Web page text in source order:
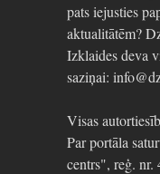
pats iejusties
aktualitātēm?
Izklaides deva
saziņai:
Visas
Par portāla
centrs", reģ. nr.